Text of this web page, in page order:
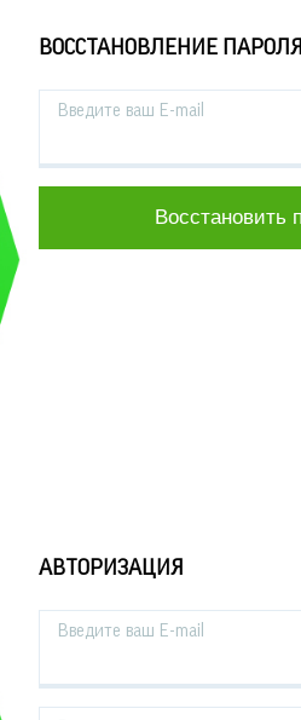
ВОССТАНОВЛЕНИЕ ПАРОЛЯ
Введите ваш E-mail
АВТОРИЗАЦИЯ
Введите ваш E-mail